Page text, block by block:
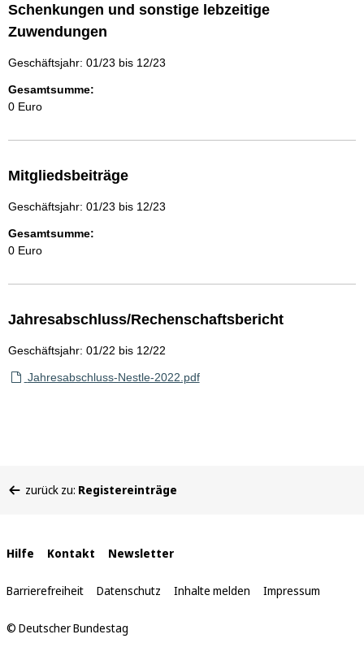
Schenkungen und sonstige lebzeitige
Zuwendungen
Geschäftsjahr: 01/23 bis 12/23
Gesamtsumme:
0 Euro
Mitgliedsbeiträge
Geschäftsjahr: 01/23 bis 12/23
Gesamtsumme:
0 Euro
Jahresabschluss/Rechenschaftsbericht
Geschäftsjahr: 01/22 bis 12/22
Jahresabschluss-Nestle-2022.pdf
befinden
zurück zu: Registereinträge
Interne
Links
Hilfe Kontakt Newsletter
Barrierefreiheit Datenschutz Inhalte melden Impressum
© Deutscher Bundestag